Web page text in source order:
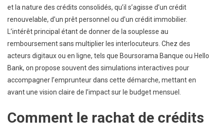
et la nature des crédits consolidés, qu’il s’agisse d’un crédit
renouvelable, d’un prêt personnel ou d’un crédit immobilier.
L’intérêt principal étant de donner de la souplesse au
remboursement sans multiplier les interlocuteurs. Chez des
acteurs digitaux ou en ligne, tels que Boursorama Banque ou Hello
Bank, on propose souvent des simulations interactives pour
accompagner l’emprunteur dans cette démarche, mettant en
avant une vision claire de l’impact sur le budget mensuel.
Comment le rachat de crédits